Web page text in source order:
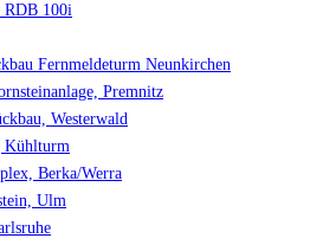
100i
Fernmeldeturm Neunkirchen
Premnitz
Westerwald
Kühlturm
Berka/Werra
Ulm